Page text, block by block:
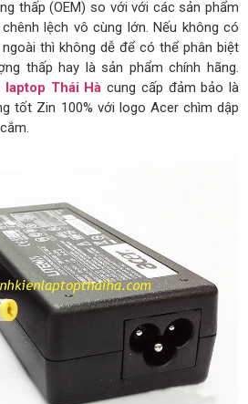
thấp (OEM) so với với các sản phẩm
lệch vô cùng lớn. Nếu không có
thì không dễ để có thể phân biệt
thấp hay là sản phẩm chính hãng.
laptop Thái Hà cung cấp đảm bảo là
tốt Zin 100% với logo Acer chìm dập